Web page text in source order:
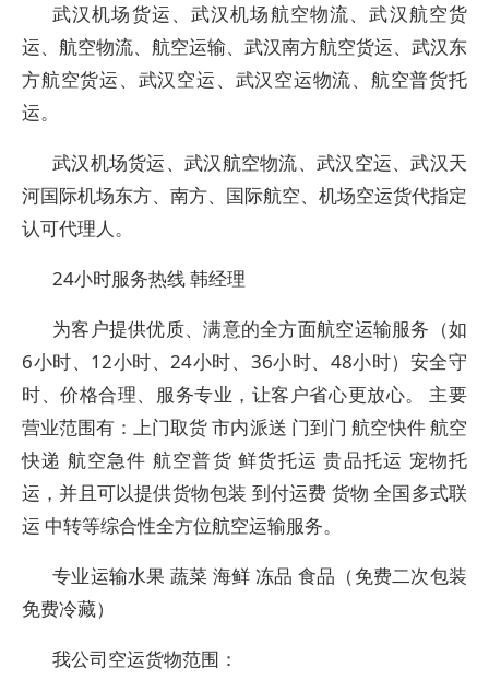
武汉机场货运、武汉机场航空物流、武汉航空货
运、航空物流、航空运输、武汉南方航空货运、武汉东
方航空货运、武汉空运、武汉空运物流、航空普货托
运。
武汉机场货运、武汉航空物流、武汉空运、武汉天
河国际机场东方、南方、国际航空、机场空运货代指定
认可代理人。
24小时服务热线 韩经理
为客户提供优质、满意的全方面航空运输服务（如
6小时、12小时、24小时、36小时、48小时）安全守
时、价格合理、服务专业，让客户省心更放心。 主要
营业范围有：上门取货 市内派送 门到门 航空快件 航空
快递 航空急件 航空普货 鲜货托运 贵品托运 宠物托
运，并且可以提供货物包装 到付运费 货物 全国多式联
运 中转等综合性全方位航空运输服务。
专业运输水果 蔬菜 海鲜 冻品 食品（免费二次包装
免费冷藏）
我公司空运货物范围：